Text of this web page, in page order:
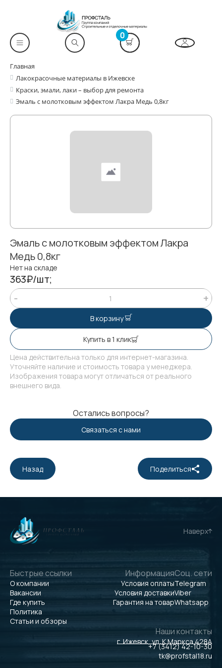
0
Главная
Лакокрасочные материалы в Ижевске
Краски, эмали, лаки – выбор для ремонта
Эмаль с молотковым эффектом Лакра Медь 0,8кг
Эмаль с молотковым эффектом Лакра
Медь 0,8кг
Нет на складе
363₽/шт;
В корзину
Купить в 1 клик
Цена действительна только для интернет-магазина.
Уточняйте наличие и стоимость товара у менеджера.
Изображения товара могут отличаться от реального
внешнего вида.
Остались вопросы?
Связаться с нами
Назад Поделиться
Наверх
Быстрые ссылки
О компании
Вакансии
Где купить
Политика
Статьи и обзоры
Информация
Условия оплаты
Условия доставки
Гарантия на товар
Соц. сети
Telegram
Viber
Whatsapp
Наши контакты
г. Ижевск, ул. К.Маркса 428А
+7 (3412) 42-10-30
tk@profstal18.ru